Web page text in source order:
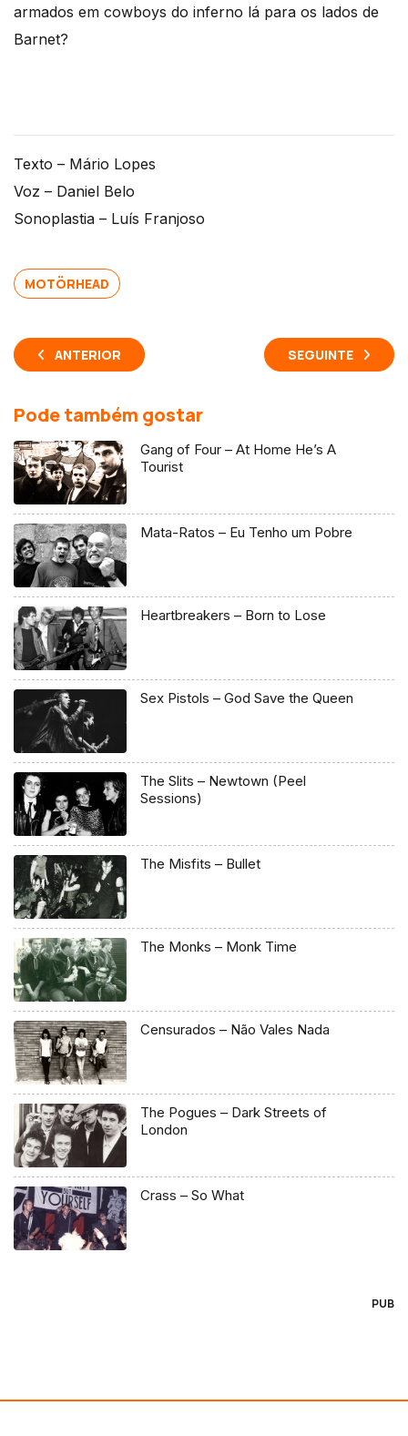
armados em cowboys do inferno lá para os lados de
Barnet?
Texto – Mário Lopes
Voz – Daniel Belo
Sonoplastia – Luís Franjoso
MOTÖRHEAD
ANTERIOR SEGUINTE
Pode também gostar
Gang of Four – At Home He’s A
Tourist
Mata-Ratos – Eu Tenho um Pobre
Heartbreakers – Born to Lose
Sex Pistols – God Save the Queen
The Slits – Newtown (Peel
Sessions)
The Misfits – Bullet
The Monks – Monk Time
Censurados – Não Vales Nada
The Pogues – Dark Streets of
London
Crass – So What
PUB